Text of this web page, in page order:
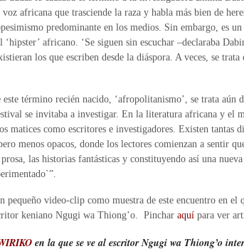
africana que trasciende la raza y habla más bien de
predominante en los medios. Sin embargo, es
‘hipster’ africano. ‘Se siguen sin escuchar –declaraba
los que escriben desde la diáspora. A veces, se
término recién nacido, ‘afropolitanismo’, se trata aún
se invitaba a investigar. En la literatura africana y el
matices como escritores e investigadores. Existen tantas
menos opacos, donde los lectores comienzan a sentir
las historias fantásticas y constituyendo así una
video-clip como muestra de este encuentro en el
keniano Ngugi wa Thiong’o. Pinchar aquí para ver
en la que se ve al escritor Ngugi wa Thiong’o